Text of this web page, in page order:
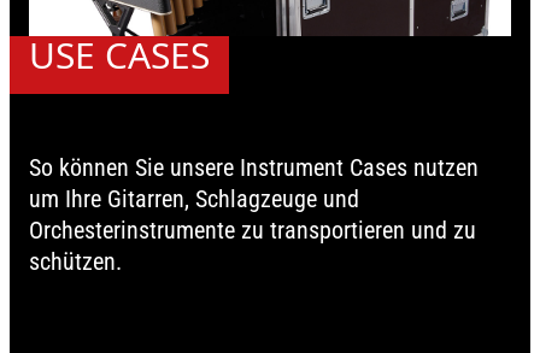
USE CASES
So können Sie unsere Instrument Cases nutzen
um Ihre Gitarren, Schlagzeuge und
Orchesterinstrumente zu transportieren und zu
schützen.